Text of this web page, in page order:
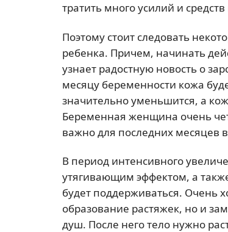
тратить много усилий и
Поэтому стоит следовать
ребенка. Причем, начинать
узнает радостную новость о
месяцу беременности кожа
значительно уменьшится, а
Беременная женщина очень
важно для последних
В период интенсивного
утягивающим эффектом, а
будет поддерживаться. Очень
образование растяжек, но и
душ. После него тело нужно